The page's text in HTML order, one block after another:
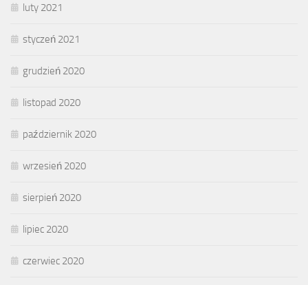
luty 2021
styczeń 2021
grudzień 2020
listopad 2020
październik 2020
wrzesień 2020
sierpień 2020
lipiec 2020
czerwiec 2020